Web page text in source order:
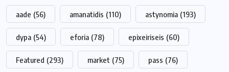
aade (56) amanatidis (110) astynomia (193)
dypa (54) eforia (78) epixeiriseis (60)
Featured (293) market (75) pass (76)